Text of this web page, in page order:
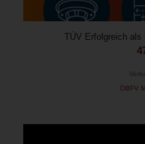
TÜV Erfolgreich als
ÖBFV